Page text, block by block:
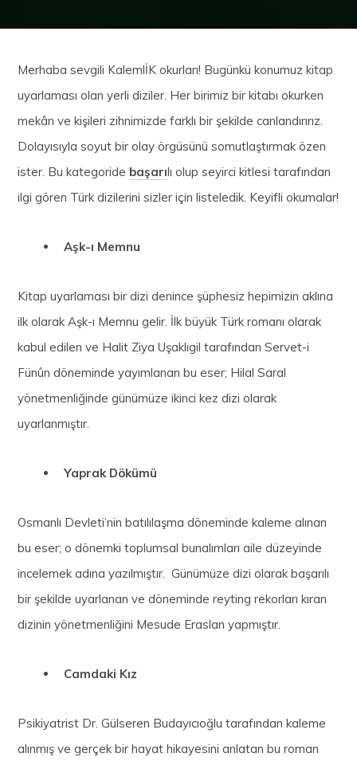
Merhaba sevgili KalemlİK okurları! Bugünkü konumuz kitap
uyarlaması olan yerli diziler. Her birimiz bir kitabı okurken
mekân ve kişileri zihnimizde farklı bir şekilde canlandırırız.
Dolayısıyla soyut bir olay örgüsünü somutlaştırmak özen
ister. Bu kategoride başarılı olup seyirci kitlesi tarafından
ilgi gören Türk dizilerini sizler için listeledik. Keyifli okumalar!
Aşk-ı Memnu
Kitap uyarlaması bir dizi denince şüphesiz hepimizin aklına
ilk olarak Aşk-ı Memnu gelir. İlk büyük Türk romanı olarak
kabul edilen ve Halit Ziya Uşaklıgil tarafından Servet-i
Fünûn döneminde yayımlanan bu eser; Hilal Saral
yönetmenliğinde günümüze ikinci kez dizi olarak
uyarlanmıştır.
Yaprak Dökümü
Osmanlı Devleti’nin batılılaşma döneminde kaleme alınan
bu eser; o dönemki toplumsal bunalımları aile düzeyinde
incelemek adına yazılmıştır. Günümüze dizi olarak başarılı
bir şekilde uyarlanan ve döneminde reyting rekorları kıran
dizinin yönetmenliğini Mesude Eraslan yapmıştır.
Camdaki Kız
Psikiyatrist Dr. Gülseren Budayıcıoğlu tarafından kaleme
alınmış ve gerçek bir hayat hikayesini anlatan bu roman